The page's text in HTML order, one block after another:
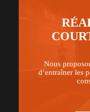
Nous
d’entraîner les